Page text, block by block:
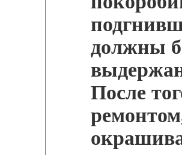
должны
После